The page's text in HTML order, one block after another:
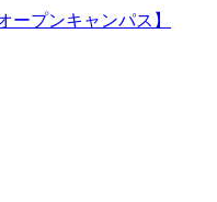
ープンキャンパス】